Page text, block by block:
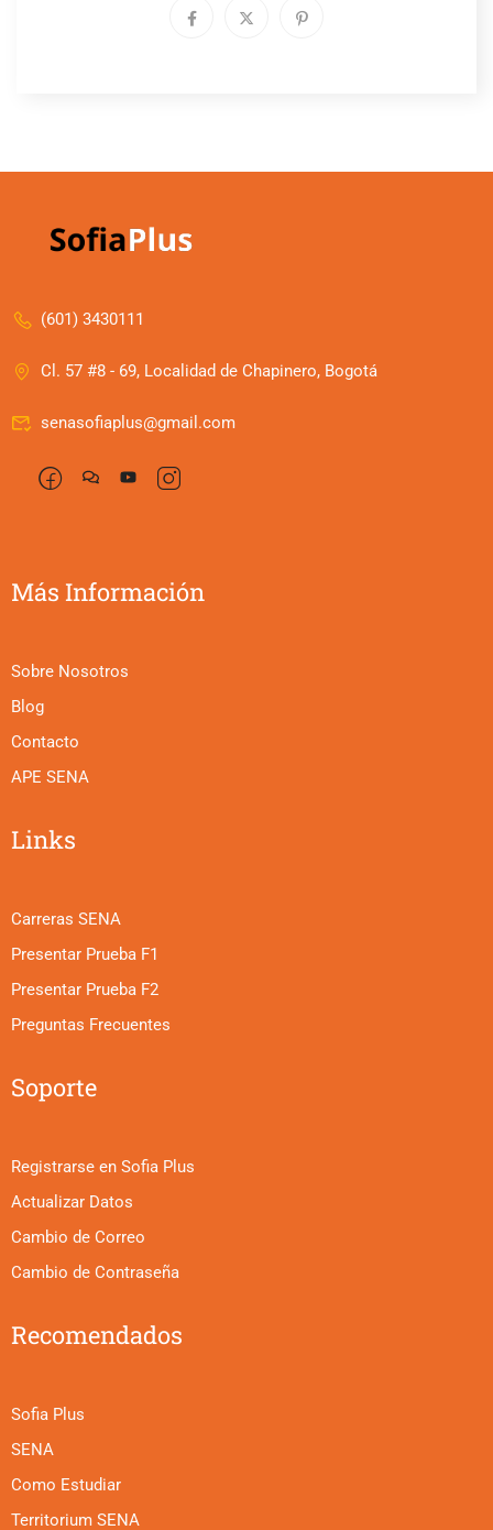
(601) 3430111
Cl. 57 #8 - 69, Localidad de Chapinero, Bogotá
senasofiaplus@gmail.com
Más Información
Sobre Nosotros
Blog
Contacto
APE SENA
Links
Carreras SENA
Presentar Prueba F1
Presentar Prueba F2
Preguntas Frecuentes
Soporte
Registrarse en Sofia Plus
Actualizar Datos
Cambio de Correo
Cambio de Contraseña
Recomendados
Sofia Plus
SENA
Como Estudiar
Territorium SENA